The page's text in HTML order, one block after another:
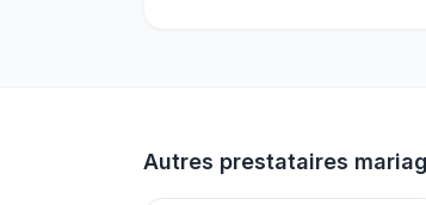
Autres prestataires